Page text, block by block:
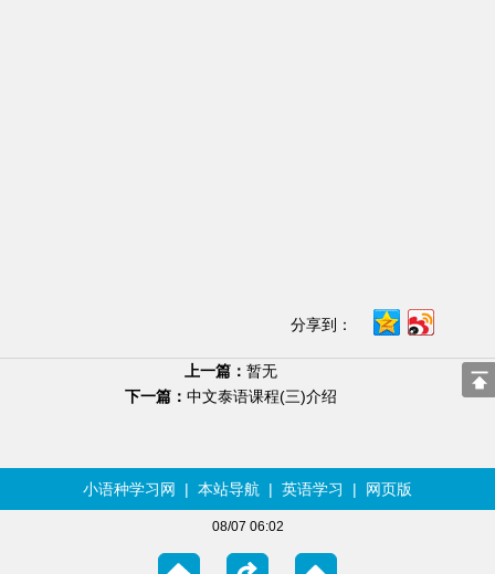
分享到：
上一篇： 暂无
下一篇： 中文泰语课程(三)介绍
小语种学习网 | 本站导航 | 英语学习 | 网页版
08/07 06:02